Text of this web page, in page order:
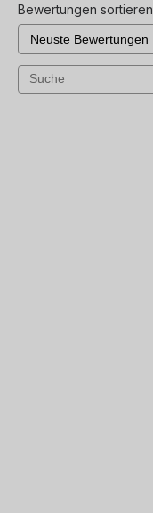
Bewertungen sortieren